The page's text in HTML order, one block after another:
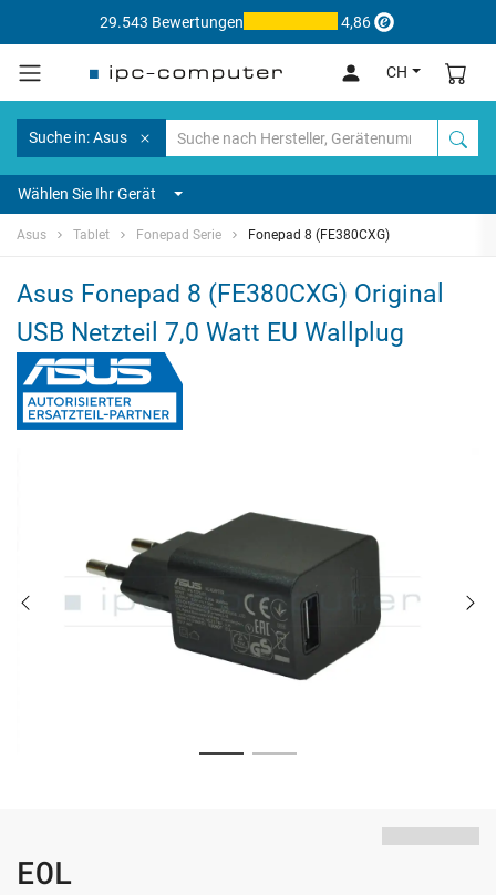
29.543 Bewertungen 4,86
CH
Suche in: Asus
Wählen Sie Ihr Gerät
Asus Tablet Fonepad Serie Fonepad 8 (FE380CXG)
Asus Fonepad 8 (FE380CXG) Original
USB Netzteil 7,0 Watt EU Wallplug
EOL